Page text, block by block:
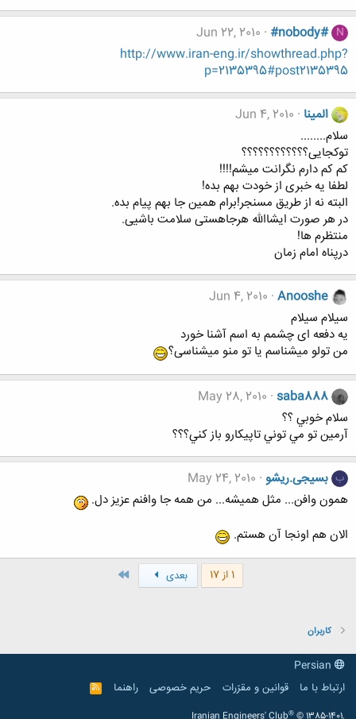
N
#nobody#
Jun 22, 2010
http://www.iran-eng.ir/showthread.php?
p=2135395#post2135395
المینا Jun 4, 2010
سلام........
توکجایی؟؟؟؟؟؟؟؟؟؟؟؟
کم کم دارم نگرانت میشم!!!!
لطفا یه خبری از خودت بهم بده!
البته نه از طریق مسنجر!برام همین جا بهم پیام بده.
در هر صورت ایشاالله هرجاهستی سلامت باشیی.
منتظرم ها!
درپناه امام زمان
Anooshe
Jun 4, 2010
سیلام سیلام
یه دفعه ای چشمم به اسم آشنا خورد
من تولو میشناسم یا تو منو میشناسی؟
saba888
May 28, 2010
سلام خوبي ؟؟
آرمين تو مي توني تاپيكارو باز كني؟؟؟
ب بسیجی.ریشو May 24, 2010
همون وافن... مثل همیشه... من همه جا وافنم عزیز دل.
الان هم اونجا آن هستم.
1 از 17 بعدی
کاربران
ارتباط با ما
قوانین و مقرّرات حریم خصوصی راهنما
R
S
®